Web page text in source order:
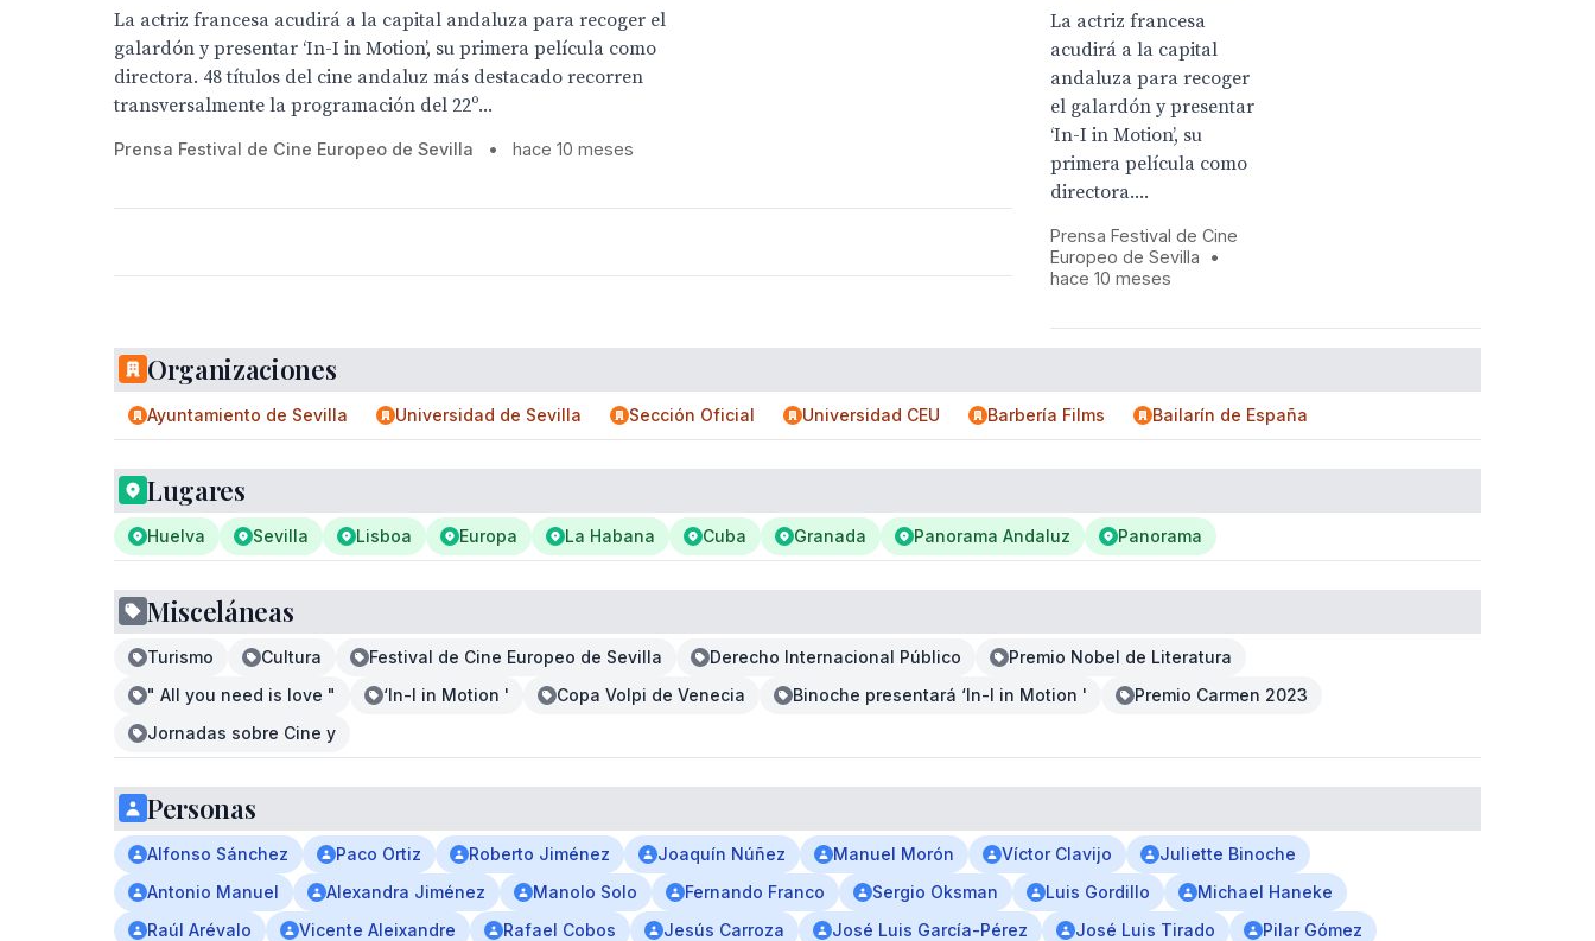
La actriz francesa acudirá a la capital andaluza para recoger el
galardón y presentar ‘In-I in Motion’, su primera película como
directora. 48 títulos del cine andaluz más destacado recorren
transversalmente la programación del 22º...
Prensa Festival de Cine Europeo de Sevilla • hace 10 meses
La actriz francesa
acudirá a la capital
andaluza para recoger
el galardón y presentar
‘In-I in Motion’, su
primera película como
directora....
Prensa Festival de Cine
Europeo de Sevilla
•
hace 10 meses
Organizaciones
Ayuntamiento de Sevilla Universidad de Sevilla Sección Oficial Universidad CEU Barbería Films Bailarín de España
Lugares
Huelva Sevilla Lisboa Europa La Habana Cuba Granada Panorama Andaluz Panorama
Misceláneas
Turismo Cultura Festival de Cine Europeo de Sevilla Derecho Internacional Público
Premio Nobel de Literatura
" All you need is love "
‘In-I in Motion ' Copa Volpi de Venecia Binoche presentará ‘In-I in Motion '
Premio Carmen 2023
Jornadas sobre Cine y
Personas
Alfonso Sánchez Paco Ortiz Roberto Jiménez Joaquín Núñez Manuel Morón Víctor Clavijo
Juliette Binoche
Antonio Manuel
Alexandra Jiménez Manolo Solo Fernando Franco Sergio Oksman Luis Gordillo
Michael Haneke
Raúl Arévalo
Vicente Aleixandre Rafael Cobos Jesús Carroza José Luis García-Pérez José Luis Tirado
Pilar Gómez